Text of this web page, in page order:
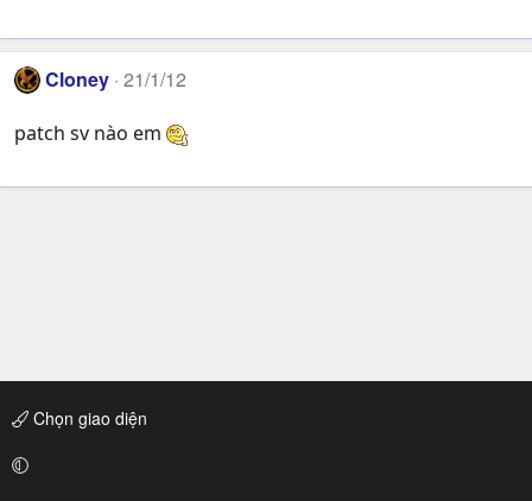
Cloney 21/1/12
patch sv nào em
Chọn giao diện